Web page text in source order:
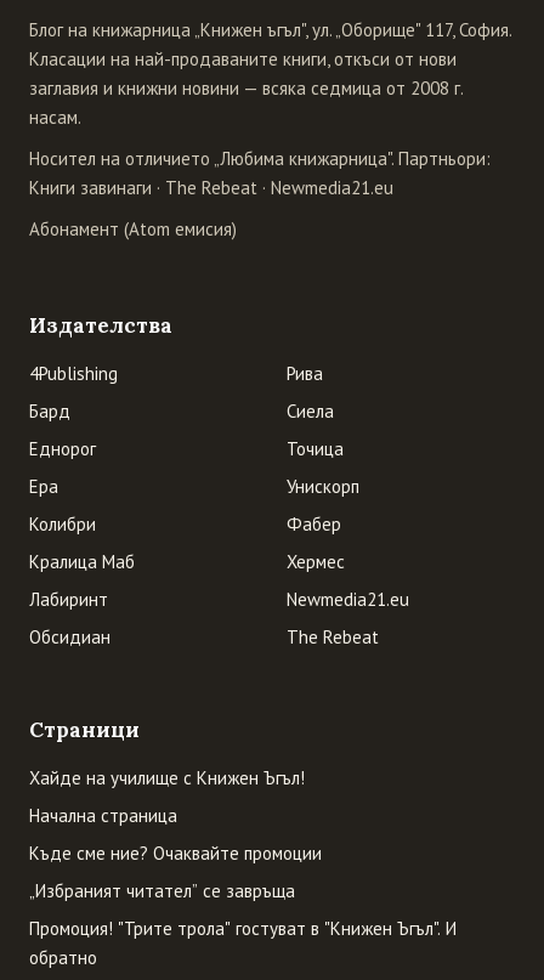
Блог на книжарница „Книжен ъгъл", ул. „Оборище" 117, София.
Класации на най-продаваните книги, откъси от нови
заглавия и книжни новини — всяка седмица от 2008 г.
насам.
Носител на отличието „Любима книжарница". Партньори:
Книги завинаги · The Rebeat · Newmedia21.eu
Абонамент (Atom емисия)
Издателства
4Publishing
Бард
Еднорог
Ера
Колибри
Кралица Маб
Лабиринт
Обсидиан
Рива
Сиела
Точица
Унискорп
Фабер
Хермес
Newmedia21.eu
The Rebeat
Страници
Хайде на училище с Книжен Ъгъл!
Начална страница
Къде сме ние? Очаквайте промоции
„Избраният читател” се завръща
Промоция! "Трите трола" гостуват в "Книжен Ъгъл". И
обратно